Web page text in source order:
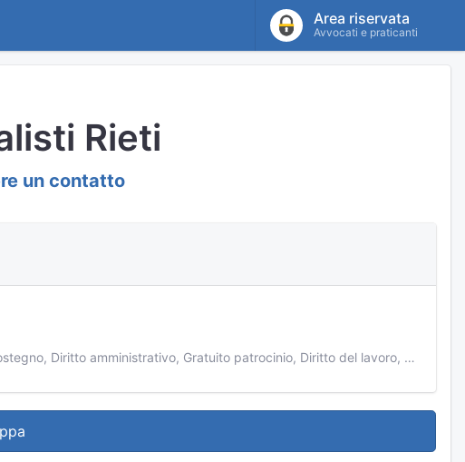
Area riservata
Avvocati e praticanti
Rieti
un contatto
Diritto civile, Diritto penale, Separazioni e divorzi, Amministrazione di sostegno, Diritto amministrativo, Gratuito patrocinio, Diritto del lavoro, Diritto tributario, Patrocinio in Cassazione, Diritto d'impresa, Cittadinanza ed immigrazione, Diritto civile minorile, Diritto penale minorile, Diritto bancario, Recupero crediti, Contrattualistica, Liti condominiali, Malasanità, Diritto militare, Proprietà e locazioni, Successioni, Privacy